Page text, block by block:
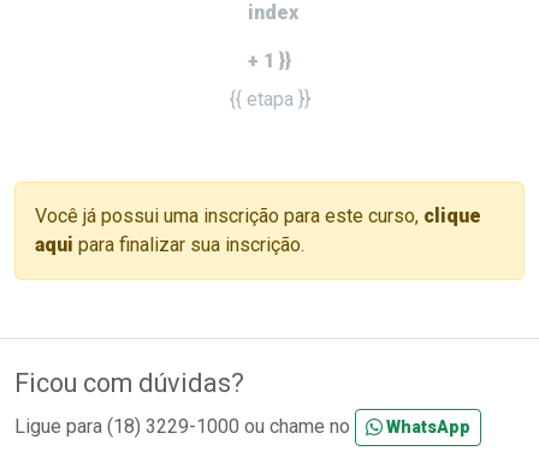
index
+ 1 }}
{{ etapa }}
Você já possui uma inscrição para este curso, clique
aqui para finalizar sua inscrição.
Ficou com dúvidas?
Ligue para (18) 3229-1000 ou chame no WhatsApp